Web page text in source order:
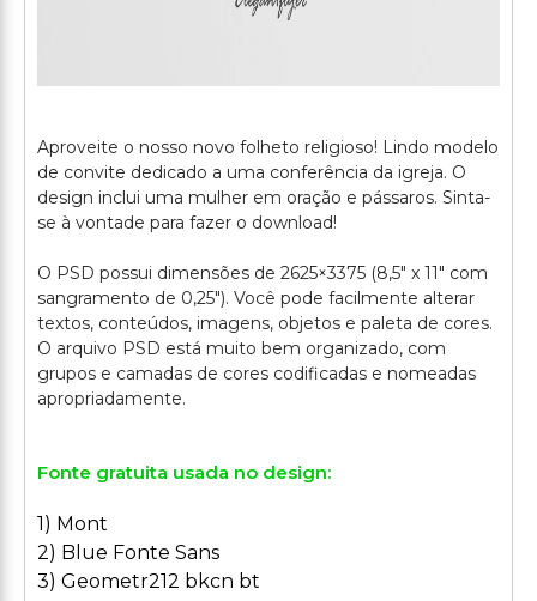
Aproveite o nosso novo folheto religioso! Lindo modelo
de convite dedicado a uma conferência da igreja. O
design inclui uma mulher em oração e pássaros. Sinta-
se à vontade para fazer o download!
O PSD possui dimensões de 2625×3375 (8,5" x 11" com
sangramento de 0,25"). Você pode facilmente alterar
textos, conteúdos, imagens, objetos e paleta de cores.
O arquivo PSD está muito bem organizado, com
grupos e camadas de cores codificadas e nomeadas
Fonte gratuita usada no design:
1) Mont
2) Blue Fonte Sans
3) Geometr212 bkcn bt